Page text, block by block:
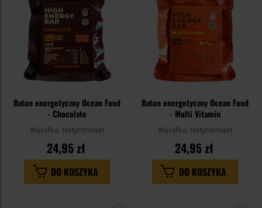
Baton energetyczny Ocean Food
- Chocolate
Wysyłka: Natychmiast
24,95 zł
DO KOSZYKA
Baton energetyczny Ocean Food
- Multi Vitamin
Wysyłka: Natychmiast
24,95 zł
DO KOSZYKA